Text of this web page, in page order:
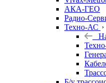
АКА-ГЕО
Радио-
Техно-АС